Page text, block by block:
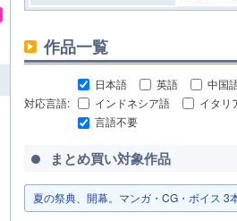
作品一覧
対応言語:
日本語 英語
中国
インドネシア語
イタリ
言語不要
まとめ買い対象作品
夏の祭典、開幕。マンガ・CG・ボイス